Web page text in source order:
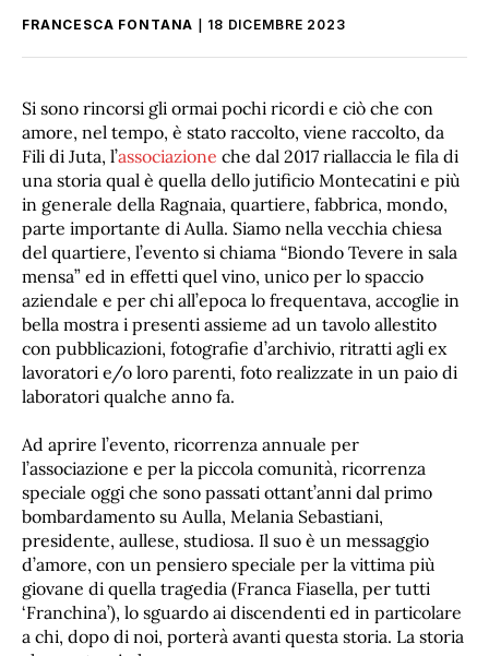
FRANCESCA FONTANA 18 DICEMBRE 2023
Si sono rincorsi gli ormai pochi ricordi e ciò che con
amore, nel tempo, è stato raccolto, viene raccolto, da
Fili di Juta, l’associazione che dal 2017 riallaccia le fila di
una storia qual è quella dello jutificio Montecatini e più
in generale della Ragnaia, quartiere, fabbrica, mondo,
parte importante di Aulla. Siamo nella vecchia chiesa
del quartiere, l’evento si chiama “Biondo Tevere in sala
mensa” ed in effetti quel vino, unico per lo spaccio
aziendale e per chi all’epoca lo frequentava, accoglie in
bella mostra i presenti assieme ad un tavolo allestito
con pubblicazioni, fotografie d’archivio, ritratti agli ex
lavoratori e/o loro parenti, foto realizzate in un paio di
laboratori qualche anno fa.
Ad aprire l’evento, ricorrenza annuale per
l’associazione e per la piccola comunità, ricorrenza
speciale oggi che sono passati ottant’anni dal primo
bombardamento su Aulla, Melania Sebastiani,
presidente, aullese, studiosa. Il suo è un messaggio
d’amore, con un pensiero speciale per la vittima più
giovane di quella tragedia (Franca Fiasella, per tutti
‘Franchina’), lo sguardo ai discendenti ed in particolare
a chi, dopo di noi, porterà avanti questa storia. La storia